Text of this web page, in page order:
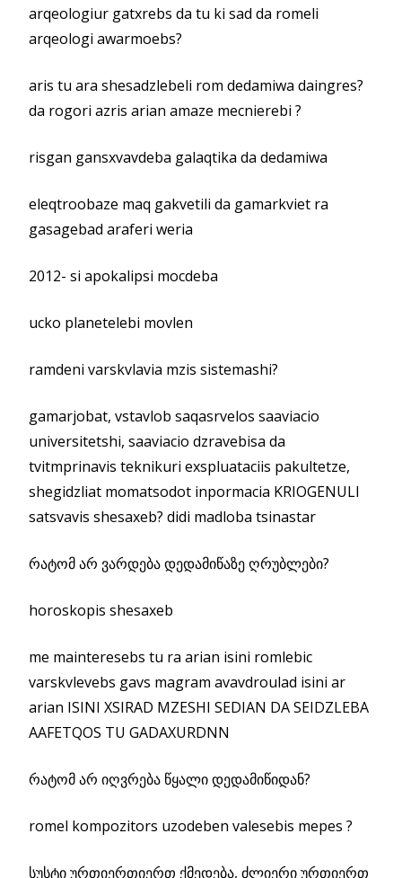
arqeologiur gatxrebs da tu ki sad da romeli
arqeologi awarmoebs?
aris tu ara shesadzlebeli rom dedamiwa daingres?
da rogori azris arian amaze mecnierebi ?
risgan gansxvavdeba galaqtika da dedamiwa
eleqtroobaze maq gakvetili da gamarkviet ra
gasagebad araferi weria
2012- si apokalipsi mocdeba
ucko planetelebi movlen
ramdeni varskvlavia mzis sistemashi?
gamarjobat, vstavlob saqasrvelos saaviacio
universitetshi, saaviacio dzravebisa da
tvitmprinavis teknikuri exspluataciis pakultetze,
shegidzliat momatsodot inpormacia KRIOGENULI
satsvavis shesaxeb? didi madloba tsinastar
რატომ არ ვარდება დედამიწაზე ღრუბლები?
horoskopis shesaxeb
me mainteresebs tu ra arian isini romlebic
varskvlevebs gavs magram avavdroulad isini ar
arian ISINI XSIRAD MZESHI SEDIAN DA SEIDZLEBA
AAFETQOS TU GADAXURDNN
რატომ არ იღვრება წყალი დედამიწიდან?
romel kompozitors uzodeben valesebis mepes ?
სუსტი ურთიერთიერთ ქმედება, ძლიერი ურთიერთ